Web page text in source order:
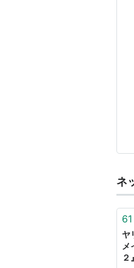
科
社
タ
き
ー
起
予
ネ
61
ヤ
メ
２